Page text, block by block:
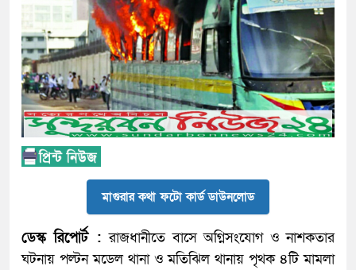
মাগুরার কথা ফটো কার্ড ডাউনলোড
ডেস্ক রিপোর্ট :রাজধানীতে বাসে অগ্নিসংযোগ ও নাশকতার
ঘটনায় পল্টন মডেল থানা ও মতিঝিল থানায় পৃথক ৪টি মামলা